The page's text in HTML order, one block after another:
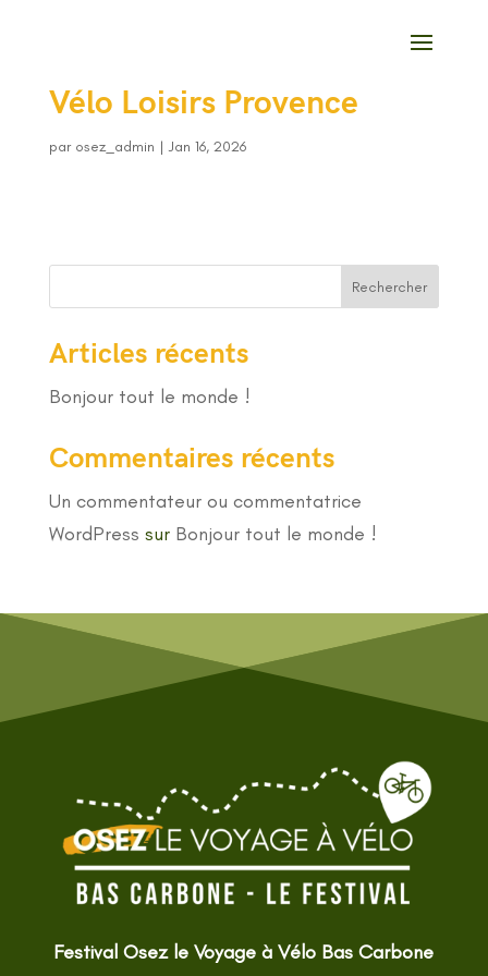
Vélo Loisirs Provence
par osez_admin |Jan 16, 2026
Rechercher
Articles récents
Bonjour tout le monde !
Commentaires récents
Un commentateur ou commentatrice
WordPress sur Bonjour tout le monde !
Festival Osez le Voyage à Vélo Bas Carbone